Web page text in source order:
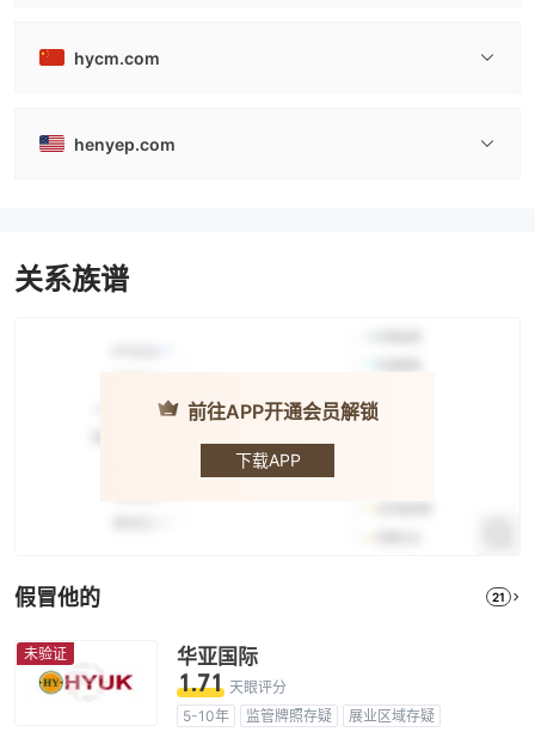
hycm.com
henyep.com
关系族谱
前往APP开通会员解锁
下载APP
投资
假冒他的 21
未验证 华亚国际
1.71 天眼评分
5-10年
监管牌照存疑
展业区域存疑